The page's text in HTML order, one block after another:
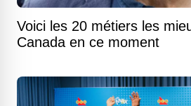
Voici les 20 métiers les
Canada en ce moment